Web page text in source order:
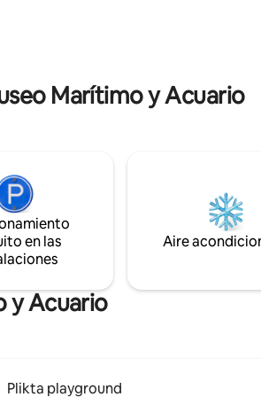
Marítimo y Acuario
en las
Aire
y Acuario
Plikta playground